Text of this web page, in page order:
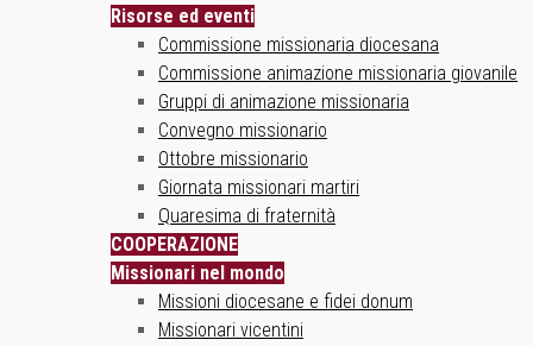
Risorse ed eventi
Commissione missionaria diocesana
Commissione animazione missionaria giovanile
Gruppi di animazione missionaria
Convegno missionario
Ottobre missionario
Giornata missionari martiri
Quaresima di fraternità
COOPERAZIONE
Missionari nel mondo
Missioni diocesane e fidei donum
Missionari vicentini